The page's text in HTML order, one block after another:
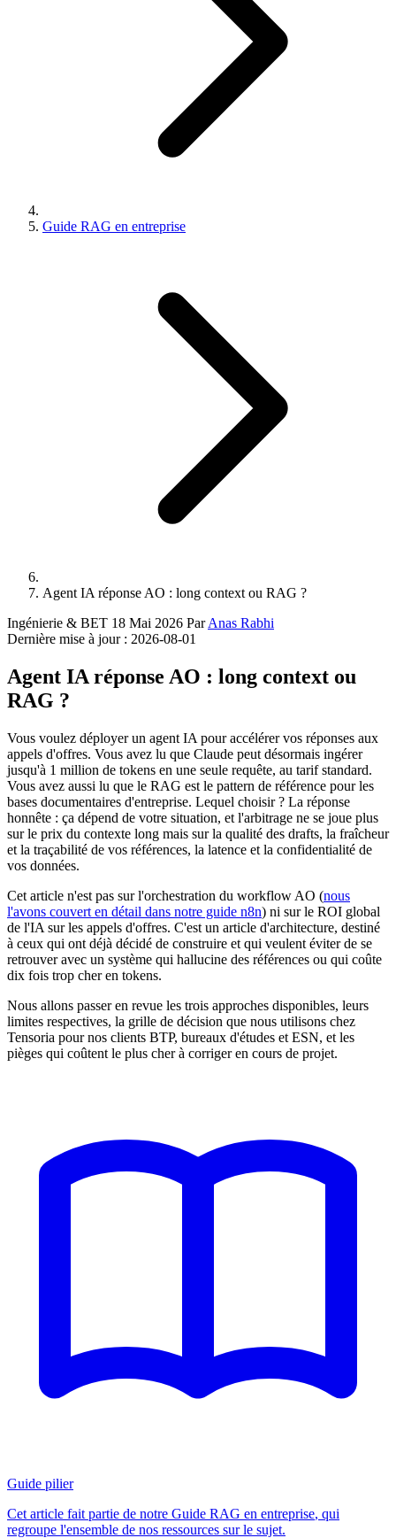
Guide RAG en entreprise
Agent IA réponse AO : long context ou RAG ?
Ingénierie & BET 18 Mai 2026 ParAnas Rabhi
Dernière mise à jour : 2026-08-01
Agent IA réponse AO : long context ou
RAG ?
Vous voulez déployer un agent IA pour accélérer vos réponses aux
appels d'offres. Vous avez lu que Claude peut désormais ingérer
jusqu'à 1 million de tokens en une seule requête, au tarif standard.
Vous avez aussi lu que le RAG est le pattern de référence pour les
bases documentaires d'entreprise. Lequel choisir ? La réponse
honnête : ça dépend de votre situation, et l'arbitrage ne se joue plus
sur le prix du contexte long mais sur la qualité des drafts, la fraîcheur
et la traçabilité de vos références, la latence et la confidentialité de
vos données.
Cet article n'est pas sur l'orchestration du workflow AO (nous
l'avons couvert en détail dans notre guide n8n) ni sur le ROI global
de l'IA sur les appels d'offres. C'est un article d'architecture, destiné
à ceux qui ont déjà décidé de construire et qui veulent éviter de se
retrouver avec un système qui hallucine des références ou qui coûte
dix fois trop cher en tokens.
Nous allons passer en revue les trois approches disponibles, leurs
limites respectives, la grille de décision que nous utilisons chez
Tensoria pour nos clients BTP, bureaux d'études et ESN, et les
pièges qui coûtent le plus cher à corriger en cours de projet.
Guide pilier
Cet article fait partie de notre Guide RAG en entreprise, qui
regroupe l'ensemble de nos ressources sur le sujet.